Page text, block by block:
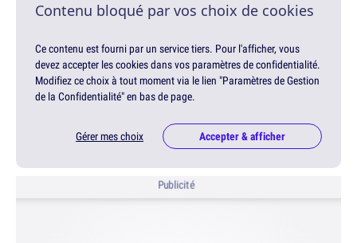
Contenu bloqué par vos choix de cookies
Ce contenu est fourni par un service tiers. Pour l'afficher, vous
devez accepter les cookies dans vos paramètres de confidentialité.
Modifiez ce choix à tout moment via le lien "Paramètres de Gestion
de la Confidentialité" en bas de page.
Gérer mes choix Accepter & afficher
Publicité